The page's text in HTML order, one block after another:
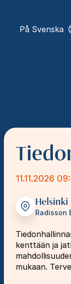
På Svenska
11.11.2026
Helsinki
Radisson
kenttään ja
mukaan.